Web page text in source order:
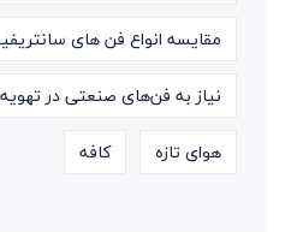
مقایسه انواع فن های
نیاز به فن‌های صنعتی در
هوای تازه
کافه